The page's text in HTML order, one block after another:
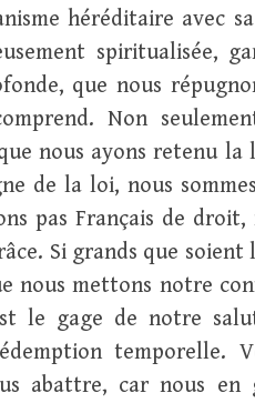
héréditaire avec
spiritualisée,
que nous
Non
nous ayons retenu
de la loi, nous
pas Français de
Si grands que
nous mettons notre
le gage de notre
temporelle.
abattre, car nous